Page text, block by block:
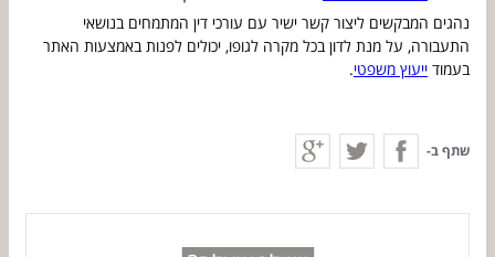
נהגים המבקשים ליצור קשר ישיר עם עורכי דין המתמחים בנושאי
התעבורה, על מנת לדון בכל מקרה לגופו, יכולים לפנות באמצעות האתר
בעמוד ייעוץ משפטי.
שתף ב-